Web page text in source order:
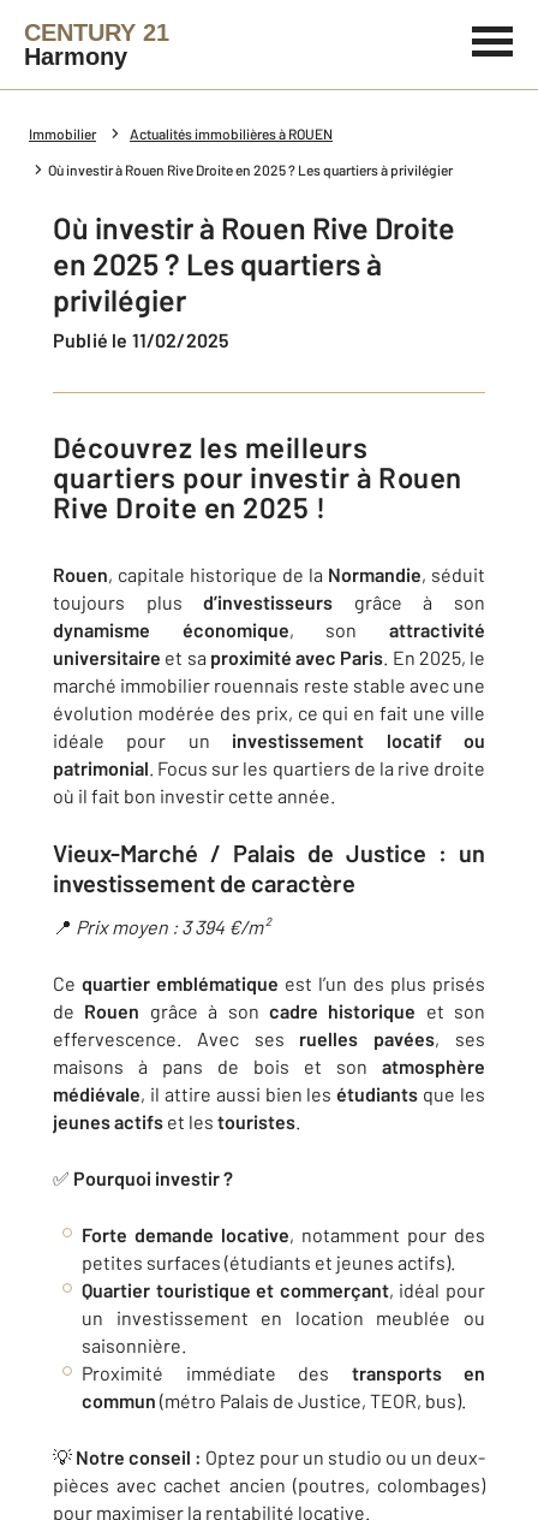
CENTURY 21
Harmony
Immobilier Actualités immobilières à ROUEN
Où investir à Rouen Rive Droite en 2025 ? Les quartiers à privilégier
Où investir à Rouen Rive Droite
en 2025 ? Les quartiers à
privilégier
Publié le 11/02/2025
Découvrez les meilleurs
quartiers pour investir à Rouen
Rive Droite en 2025 !
Rouen, capitale historique de la Normandie, séduit
toujours plusd’investisseurs grâce à son
dynamisme économique, sonattractivité
universitaire et sa proximité avec Paris. En 2025, le
marché immobilier rouennais reste stable avec une
évolution modérée des prix, ce qui en fait une ville
idéale pour un investissement locatif ou
patrimonial. Focus sur les quartiers de la rive droite
où il fait bon investir cette année.
Vieux-Marché / Palais de Justice : un
investissement de caractère
📍 Prix moyen : 3 394 €/m²
Ce quartier emblématique est l’un des plus prisés
de Rouen grâce à son cadre historique et son
effervescence. Avec ses ruelles pavées, ses
maisons à pans de bois et son atmosphère
médiévale, il attire aussi bien lesétudiants que les
jeunes actifs et les touristes.
✅ Pourquoi investir ?
Forte demande locative, notamment pour des
petites surfaces (étudiants et jeunes actifs).
Quartier touristique et commerçant, idéal pour
un investissement en location meublée ou
saisonnière.
Proximité immédiate des transports en
commun (métro Palais de Justice, TEOR, bus).
💡 Notre conseil : Optez pour un studio ou un deux-
pièces avec cachet ancien (poutres, colombages)
pour maximiser la rentabilité locative.